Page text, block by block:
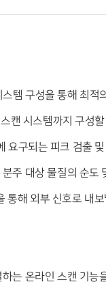
템 구성을 통해 최적
캔 시스템까지 구성
구되는 피크 검출
주 대상 물질의 순도
통해 외부 신호로 내
는 온라인 스캔 기능